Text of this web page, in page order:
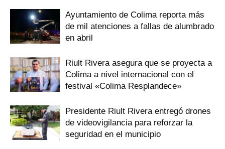
Ayuntamiento de Colima reporta más
de mil atenciones a fallas de alumbrado
en abril
Riult Rivera asegura que se proyecta a
Colima a nivel internacional con el
festival «Colima Resplandece»
Presidente Riult Rivera entregó drones
de videovigilancia para reforzar la
seguridad en el municipio